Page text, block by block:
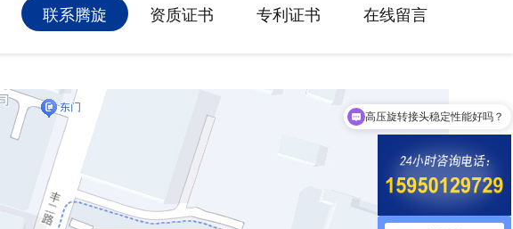
联系腾旋 资质证书 专利证书 在线留言
高压旋转接头稳定性能好吗？